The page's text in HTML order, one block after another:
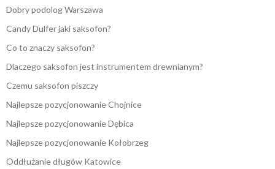
Dobry podolog Warszawa
Candy Dulfer jaki saksofon?
Co to znaczy saksofon?
Dlaczego saksofon jest instrumentem drewnianym?
Czemu saksofon piszczy
Najlepsze pozycjonowanie Chojnice
Najlepsze pozycjonowanie Dębica
Najlepsze pozycjonowanie Kołobrzeg
Oddłużanie długów Katowice